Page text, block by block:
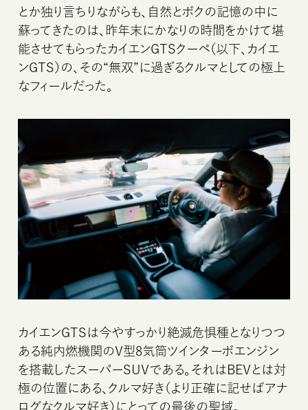
とか独り言ちりながらも、自然とボクの記憶の中に
蘇ってきたのは、昨年末にかなりの時間をかけて堪
能させてもらったカイエンGTSクーペ（以下、カイエ
ンGTS）の、その“無双”に過ぎるクルマとしての極上
なフィールだった。
カイエンGTSは今やすっかり絶滅危惧種となりつつ
ある純内燃機関のV型8気筒ツインターボエンジン
を搭載したスーパーSUVである。それはBEVとは対
極の位置にある、クルマ好き（より正確に記せばアナ
ログなクルマ好き）にとっての最後の聖域。